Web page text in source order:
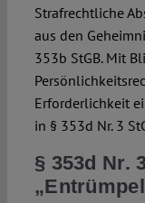
Strafrechtliche
aus den
353b StGB. Mit
Erforderlichkeit
in § 353d Nr. 3
§ 353d Nr.